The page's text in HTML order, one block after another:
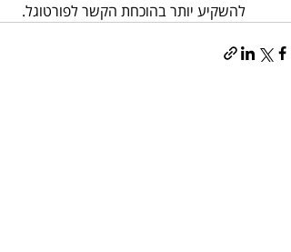
להשקיע יותר בהוכחת הקשר לפורטוגל.